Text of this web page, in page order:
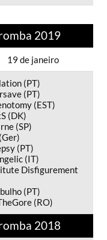
2019
19 de janeiro
(PT)
(PT)
(EST)
(DK)
(SP)
(PT)
(IT)
Disfigurement
(PT)
(RO)
2018